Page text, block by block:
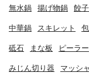
無水鍋 揚げ物鍋 餃
中華鍋 スキレット
砥石 まな板 ピーラー
みじん切り器 マッシ